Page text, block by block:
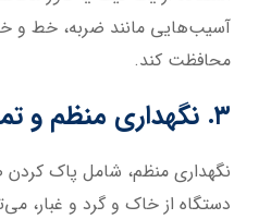
آسیب‌هایی مانند ضربه، خط و
محافظت کند.
۳. نگهداری منظم و تمیز کردن دستگاه
نگهداری منظم، شامل پاک
دستگاه از خاک و گرد و غبار،